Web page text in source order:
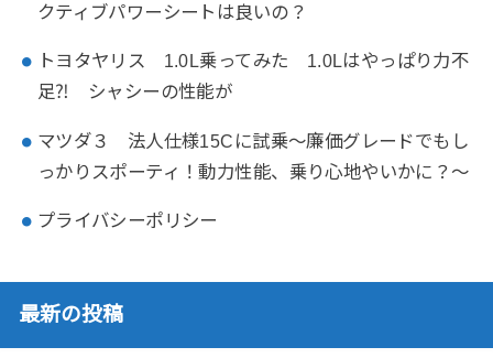
クティブパワーシートは良いの？
トヨタヤリス 1.0L乗ってみた 1.0Lはやっぱり力不
足⁈ シャシーの性能が
マツダ３ 法人仕様15Cに試乗～廉価グレードでもし
っかりスポーティ！動力性能、乗り心地やいかに？～
プライバシーポリシー
最新の投稿